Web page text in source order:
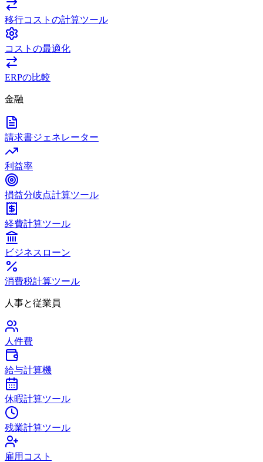
移行コストの計算ツール
コストの最適化
ERPの比較
金融
請求書ジェネレーター
利益率
損益分岐点計算ツール
経費計算ツール
ビジネスローン
消費税計算ツール
人事と従業員
人件費
給与計算機
休暇計算ツール
残業計算ツール
雇用コスト